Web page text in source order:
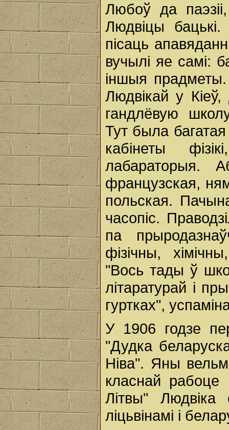
Любоў да
Людвіцы
пісаць
вучылі яе самі:
іншыя
Людвікай у
гандлёвую
Тут была багатая
кабінеты
лабараторыя.
французская,
польская.
часопіс.
па
фізічны,
"Вось тады ў
літаратурай і
гуртках",
У 1906 годзе
"Дудка
Ніва". Яны
класнай рабоце
Літвы" Людвіка
ліцьвінамі і